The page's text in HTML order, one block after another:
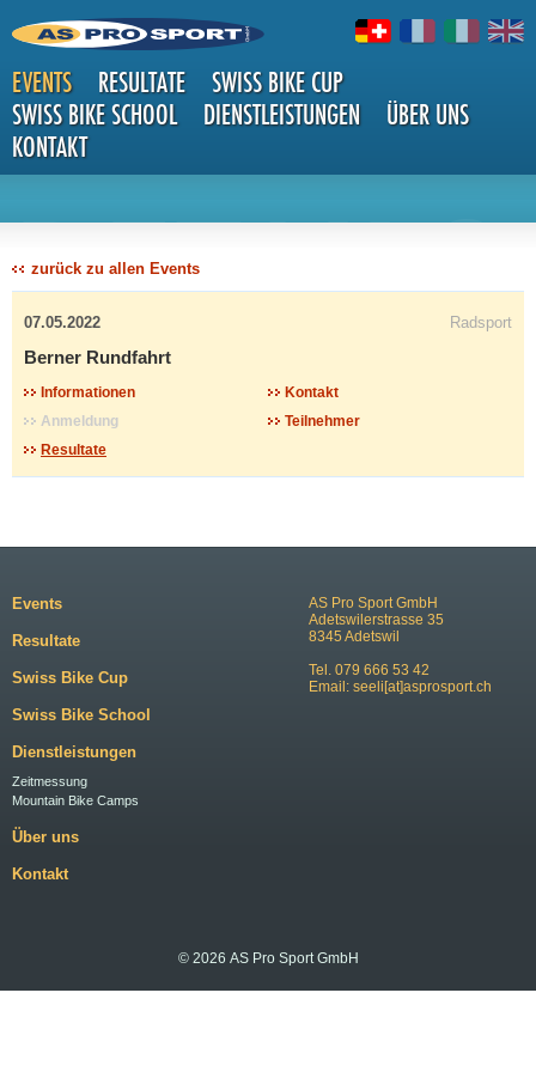
EVENTS RESULTATE
SWISS BIKE CUP
SWISS BIKE SCHOOL
DIENSTLEISTUNGEN
ÜBER UNS
KONTAKT
DETAILS
zurück zu allen Events
07.05.2022 Radsport
Berner Rundfahrt
Informationen
Kontakt
Anmeldung
Teilnehmer
Resultate
AS Pro Sport GmbH
Adetswilerstrasse 35
8345 Adetswil
Tel. 079 666 53 42
Email: seeli[at]asprosport.ch
Events
Resultate
Swiss Bike Cup
Swiss Bike School
Dienstleistungen
Zeitmessung
Mountain Bike Camps
Über uns
Kontakt
© 2026 AS Pro Sport GmbH